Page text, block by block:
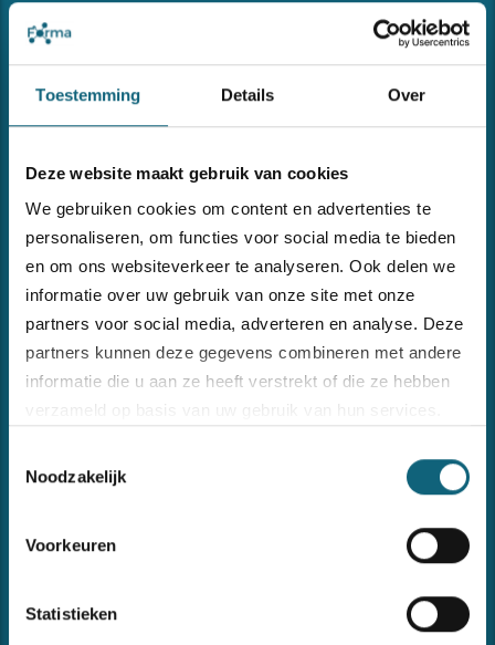
Toestemming Details Over
Deze website maakt gebruik van cookies
We gebruiken cookies om content en advertenties te
personaliseren, om functies voor social media te bieden
en om ons websiteverkeer te analyseren. Ook delen we
informatie over uw gebruik van onze site met onze
partners voor social media, adverteren en analyse. Deze
partners kunnen deze gegevens combineren met andere
informatie die u aan ze heeft verstrekt of die ze hebben
verzameld op basis van uw gebruik van hun services.
Bezoek onze
Noodzakelijk
Voorkeuren
Statistieken
CONNECTING THE DOTS
Forma ondersteunt u in het implementeren en onderhouden
van uw managementsystemen of andere begeleidings- of
opleidingsvragen omtrent kwaliteit, veiligheid, milieu en
informatieveiligheid.
Forma opnieuw ISO 9001- en ISO 27001-gecertificeerd
Hervorming KMO-portefeuille 2026